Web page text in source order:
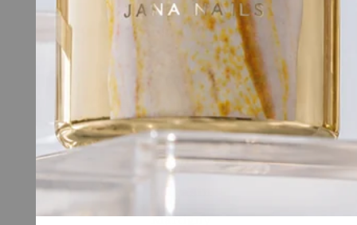
Liens Rapides
Shop
Ecole
Conditions générales de vente
Legal
Contact
Magasin
Martigny